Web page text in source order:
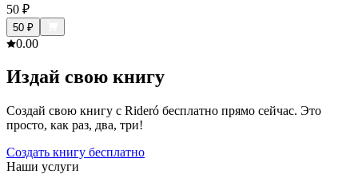
50 ₽
50 ₽
0.00
Издай свою книгу
Создай свою книгу с Rideró бесплатно прямо сейчас. Это
просто, как раз, два, три!
Создать книгу бесплатно
Наши услуги